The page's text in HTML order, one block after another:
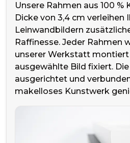
Unsere Rahmen aus 100
Dicke von 3,4 cm verleihen
Leinwandbildern
Raffinesse. Jeder Rahmen
unserer Werkstatt
ausgewählte Bild fixiert.
ausgerichtet und
makelloses Kunstwerk